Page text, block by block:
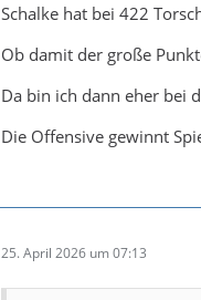
Schalke hat bei 422
Ob damit der große
Da bin ich dann eher bei
Die Offensive gewinnt
25. April 2026 um 07:13